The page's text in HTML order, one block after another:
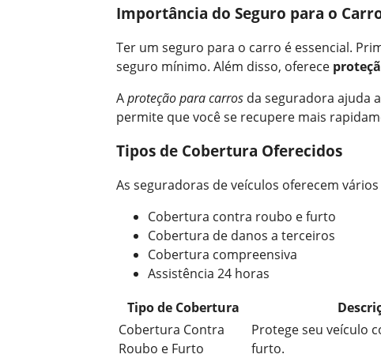
Importância do Seguro para o
Ter um seguro para o carro é essencial.
seguro mínimo. Além disso, oferece
Aproteção para carros da seguradora ajuda
permite que você se recupere mais
Tipos de Cobertura Oferecidos
As seguradoras de veículos oferecem
Cobertura contra roubo e furto
Cobertura de danos a terceiros
Cobertura compreensiva
Assistência 24 horas
Tipo de Cobertura
Cobertura Contra
Roubo e Furto
Protege seu veículo
furto.